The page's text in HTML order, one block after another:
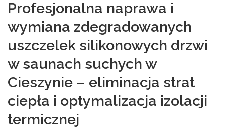
Profesjonalna naprawa i
wymiana zdegradowanych
uszczelek silikonowych drzwi
w saunach suchych w
Cieszynie – eliminacja strat
ciepła i optymalizacja izolacji
termicznej